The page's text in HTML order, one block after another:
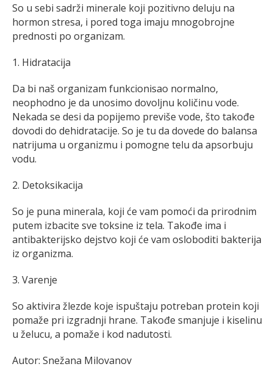
So u sebi sadrži minerale koji pozitivno deluju na
hormon stresa, i pored toga imaju mnogobrojne
prednosti po organizam.
1. Hidratacija
Da bi naš organizam funkcionisao normalno,
neophodno je da unosimo dovoljnu količinu vode.
Nekada se desi da popijemo previše vode, što takođe
dovodi do dehidratacije. So je tu da dovede do balansa
natrijuma u organizmu i pomogne telu da apsorbuju
vodu.
2. Detoksikacija
So je puna minerala, koji će vam pomoći da prirodnim
putem izbacite sve toksine iz tela. Takođe ima i
antibakterijsko dejstvo koji će vam osloboditi bakterija
iz organizma.
3. Varenje
So aktivira žlezde koje ispuštaju potreban protein koji
pomaže pri izgradnji hrane. Takođe smanjuje i kiselinu
u želucu, a pomaže i kod nadutosti.
Autor: Snežana Milovanov